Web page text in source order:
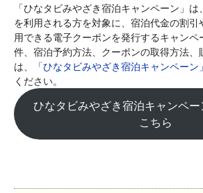
「ひなタビみやざき宿泊キャンペーン」
を利用される方を対象に、宿泊代金の割
用できる電子クーポンを発行するキャンペ
件、宿泊予約方法、クーポンの取得方法、
は、
「ひなタビみやざき宿泊キャンペーン
ください。
ひなタビみやざき宿泊キャンペ
こちら